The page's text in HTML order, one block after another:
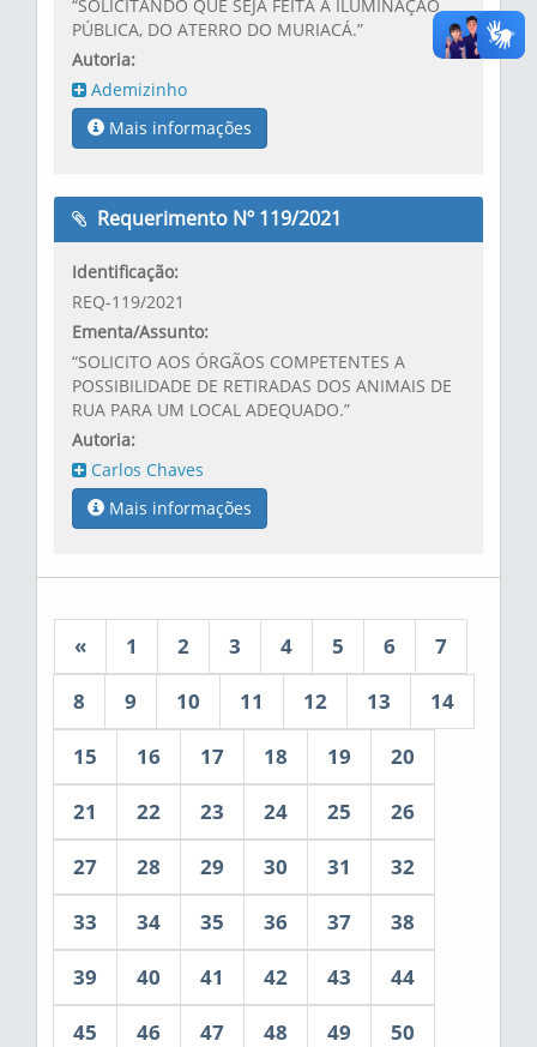
“SOLICITANDO QUE SEJA FEITA A ILUMINAÇÃO
PÚBLICA, DO ATERRO DO MURIACÁ.”
Autoria:
Ademizinho
Mais informações
Requerimento Nº 119/2021
Identificação:
REQ-119/2021
Ementa/Assunto:
“SOLICITO AOS ÓRGÃOS COMPETENTES A
POSSIBILIDADE DE RETIRADAS DOS ANIMAIS DE
RUA PARA UM LOCAL ADEQUADO.”
Autoria:
Carlos Chaves
Mais informações
« 1 2 3 4 5 6
7
8
9 10 11 12 13
14
15
16 17 18 19
20
21
22 23 24 25
26
27
28 29 30 31
32
33
34 35 36 37
38
39
40 41 42 43
44
45
46 47 48 49
50